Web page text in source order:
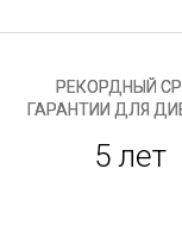
РЕКОРДНЫЙ
ГАРАНТИИ ДЛЯ
5 лет